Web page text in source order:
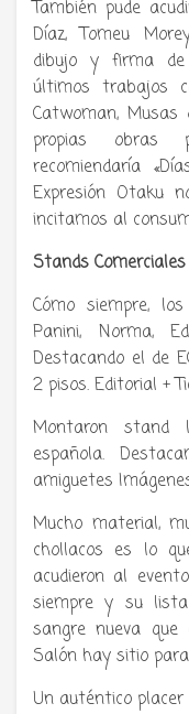
También pude
Díaz, Tomeu
dibujo y firma de
últimos trabajos
Catwoman, Musas
propias obras
recomiendaría
Expresión Otaku
incitamos al
Stands Comerciales
Cómo siempre,
Panini, Norma,
Destacando el de
2 pisos. Editorial +
Montaron stand
española.
amiguetes
Mucho material,
chollacos es lo
acudieron al
siempre y su
sangre nueva
Salón hay sitio
Un auténtico